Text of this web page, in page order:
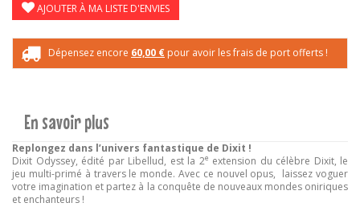
AJOUTER À MA LISTE D'ENVIES
Dépensez encore 60,00 € pour avoir les frais de port offerts !
En savoir plus
Replongez dans l’univers fantastique de Dixit !
Dixit Odyssey, édité par Libellud, est la 2e extension du célèbre Dixit, le
jeu multi-primé à travers le monde. Avec ce nouvel opus, laissez voguer
votre imagination et partez à la conquête de nouveaux mondes oniriques
et enchanteurs !